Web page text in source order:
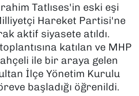
Tatlıses'in eski eşi
Hareket Partisi'ne
aktif siyasete atıldı.
katılan ve MHP
ile bir araya gelen
İlçe Yönetim Kurulu
başladığı öğrenildi.